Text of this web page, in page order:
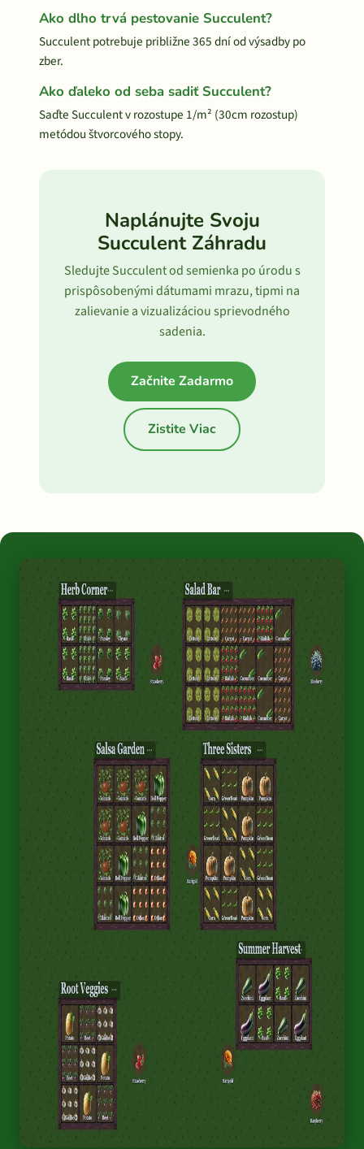
Ako dlho trvá pestovanie Succulent?
Succulent potrebuje približne 365 dní od výsadby po
zber.
Ako ďaleko od seba sadiť Succulent?
Saďte Succulent v rozostupe 1/m² (30cm rozostup)
metódou štvorcového stopy.
Naplánujte Svoju
Succulent Záhradu
Sledujte Succulent od semienka po úrodu s
prispôsobenými dátumami mrazu, tipmi na
zalievanie a vizualizáciou sprievodného
sadenia.
Začnite Zadarmo
Zistite Viac